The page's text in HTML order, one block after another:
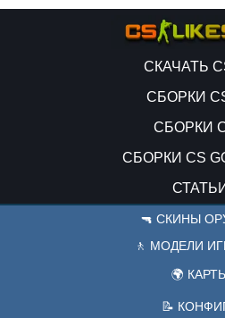
СКАЧАТЬ
СБОРКИ
СБОРКИ
СБОРКИ CS
СТАТЬИ
🔫 СКИНЫ
🚶 МОДЕЛИ
🌍
📝